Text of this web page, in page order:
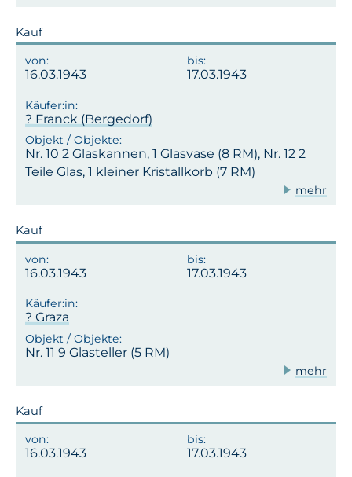
Kauf
16.03.1943 17.03.1943
? Franck (Bergedorf)
Nr. 10 2 Glaskannen, 1 Glasvase (8 RM), Nr. 12 2
Teile Glas, 1 kleiner Kristallkorb (7 RM)
mehr
Kauf
16.03.1943 17.03.1943
? Graza
Nr. 11 9 Glasteller (5 RM)
mehr
Kauf
16.03.1943 17.03.1943